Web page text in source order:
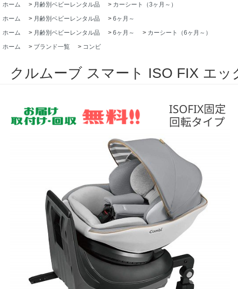
ホーム
> 月齢別ベビーレンタル品 > カーシート（3ヶ月～）
ホーム
> 月齢別ベビーレンタル品 > 6ヶ月～
ホーム
> 月齢別ベビーレンタル品 > 6ヶ月～ > カーシート（6ヶ月～）
ホーム
> ブランド一覧 > コンビ
クルムーブ スマート ISO FIX エッ